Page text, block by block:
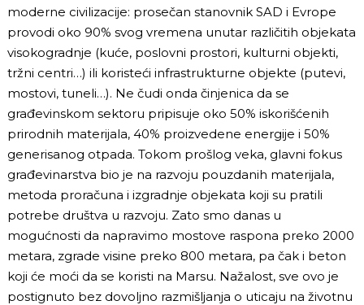
moderne civilizacije: prosečan stanovnik SAD i Evrope
provodi oko 90% svog vremena unutar različitih objekata
visokogradnje (kuće, poslovni prostori, kulturni objekti,
tržni centri…) ili koristeći infrastrukturne objekte (putevi,
mostovi, tuneli…). Ne čudi onda činjenica da se
građevinskom sektoru pripisuje oko 50% iskorišćenih
prirodnih materijala, 40% proizvedene energije i 50%
generisanog otpada. Tokom prošlog veka, glavni fokus
građevinarstva bio je na razvoju pouzdanih materijala,
metoda proračuna i izgradnje objekata koji su pratili
potrebe društva u razvoju. Zato smo danas u
mogućnosti da napravimo mostove raspona preko 2000
metara, zgrade visine preko 800 metara, pa čak i beton
koji će moći da se koristi na Marsu. Nažalost, sve ovo je
postignuto bez dovoljno razmišljanja o uticaju na životnu